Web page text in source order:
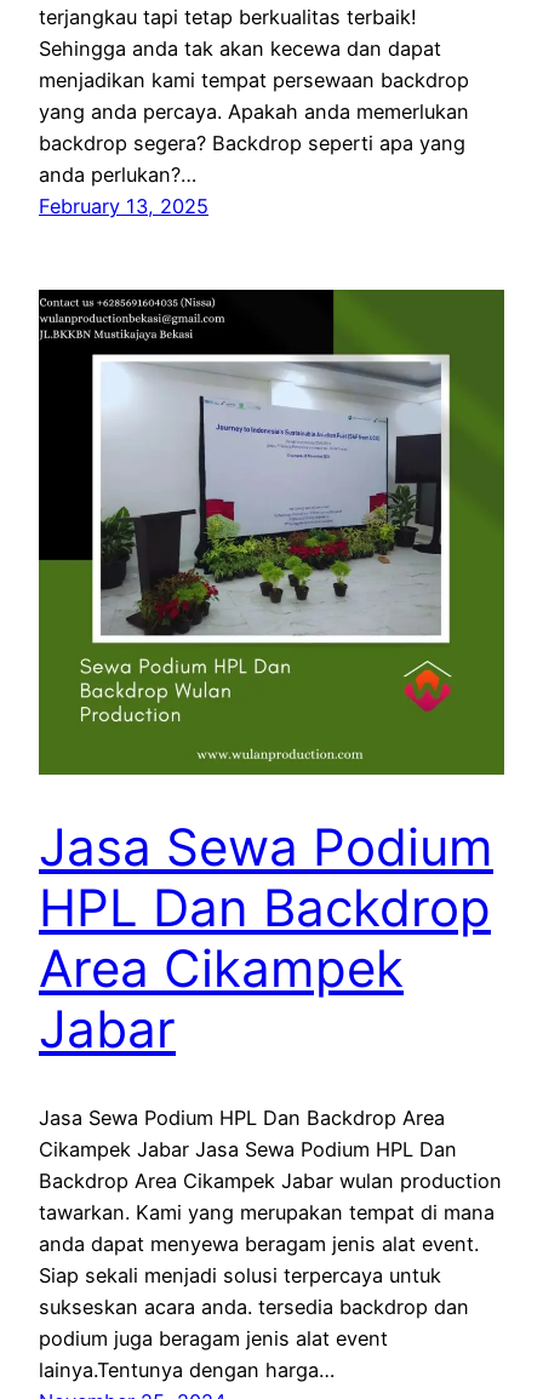
terjangkau tapi tetap berkualitas terbaik!
Sehingga anda tak akan kecewa dan dapat
menjadikan kami tempat persewaan backdrop
yang anda percaya. Apakah anda memerlukan
backdrop segera? Backdrop seperti apa yang
anda perlukan?…
February 13, 2025
Jasa Sewa Podium
HPL Dan Backdrop
Area Cikampek
Jabar
Jasa Sewa Podium HPL Dan Backdrop Area
Cikampek Jabar Jasa Sewa Podium HPL Dan
Backdrop Area Cikampek Jabar wulan production
tawarkan. Kami yang merupakan tempat di mana
anda dapat menyewa beragam jenis alat event.
Siap sekali menjadi solusi terpercaya untuk
sukseskan acara anda. tersedia backdrop dan
podium juga beragam jenis alat event
lainya.Tentunya dengan harga…